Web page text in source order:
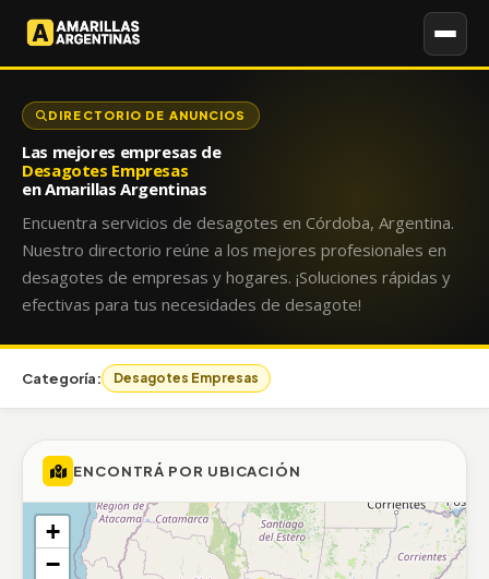
DIRECTORIO DE ANUNCIOS
Las mejores empresas de
Desagotes Empresas
en Amarillas Argentinas
Encuentra servicios de desagotes en Córdoba, Argentina.
Nuestro directorio reúne a los mejores profesionales en
desagotes de empresas y hogares. ¡Soluciones rápidas y
efectivas para tus necesidades de desagote!
Categoría: Desagotes Empresas
ENCONTRÁ POR UBICACIÓN
+
−